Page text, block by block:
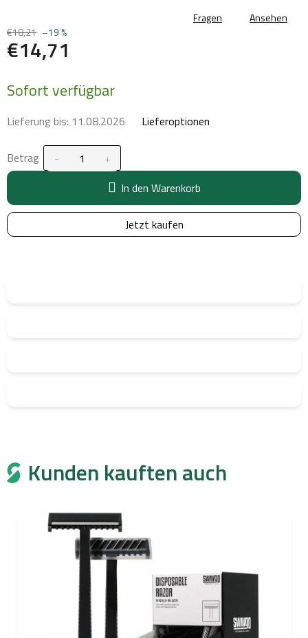
€18,21 –19 %
€14,71
Sofort verfügbar
Lieferung bis: 11.08.2026 Lieferoptionen
Betrag
In den Warenkorb
Jetzt kaufen
Fragen Ansehen
Kunden kauften auch